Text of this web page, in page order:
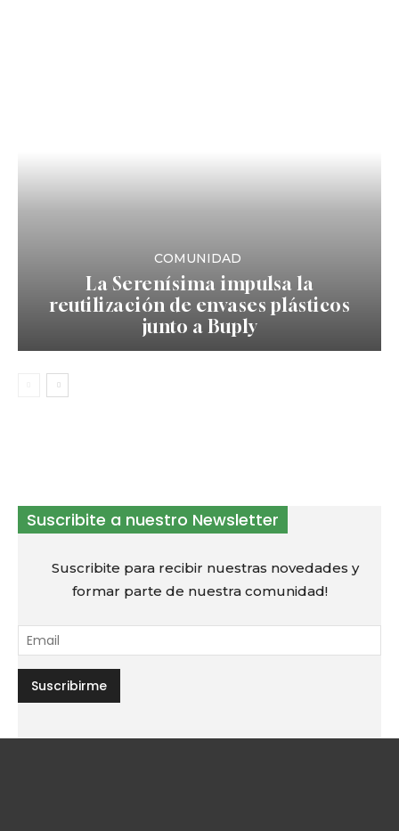
COMUNIDAD
La Serenísima impulsa la
reutilización de envases plásticos
junto a Buply
Suscribite a nuestro Newsletter
Suscribite para recibir nuestras novedades y
formar parte de nuestra comunidad!